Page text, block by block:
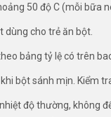
50 độ C (mỗi bữa
dùng cho trẻ ăn bột.
bảng tỷ lệ có trên
bột sánh mịn. Kiểm
độ thường, không